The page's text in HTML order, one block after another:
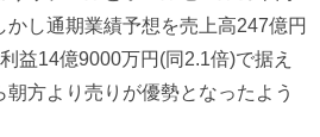
し通期業績予想を売上高247億円
益14億9000万円(同2.1倍)で据え
方より売りが優勢となったよう